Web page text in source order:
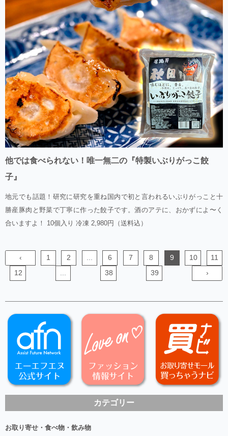
カテゴリー
お取り寄せ・食べ物・飲み物
他では食べられない！唯一無二の『特製いぶりがっこ餃
子』
地元でも話題！研究に研究を重ね国内で初と言われるいぶりがっこと十
勝産豚肉と野菜で丁寧に作った餃子です。酒のアテに、おかずによ〜く
合いますよ！ 10個入り 冷凍 2,980円（送料込）
‹ 1 2 6 7 8 9 10
11
12
38 39 ›